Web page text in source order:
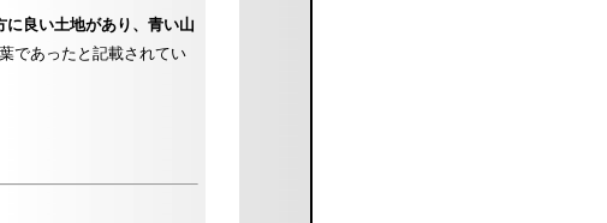
に良い土地があり、青い山
であったと記載されてい